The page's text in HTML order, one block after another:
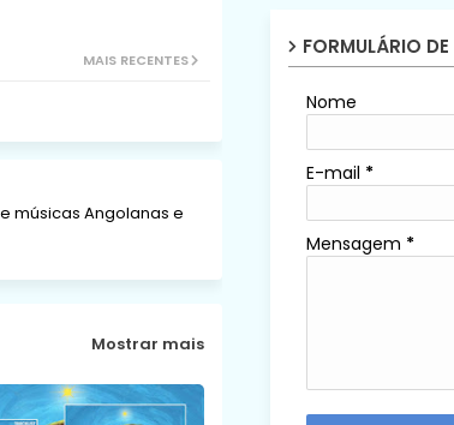
MAIS RECENTES
músicas Angolanas e
Mostrar mais
FORMULÁRIO
Nome
E-mail *
Mensagem *